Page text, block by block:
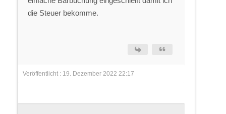
die Steuer bekomme.
Veröffentlicht : 19. Dezember 2022 22:17